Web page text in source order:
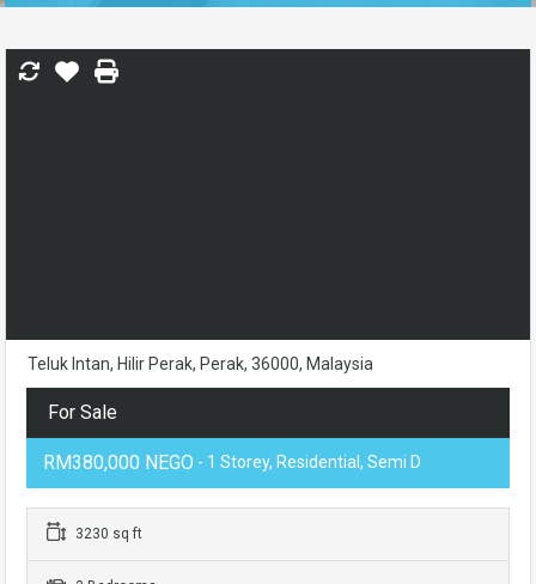
Teluk Intan, Hilir Perak, Perak, 36000, Malaysia
For Sale
RM380,000 NEGO - 1 Storey, Residential, Semi D
3230 sq ft